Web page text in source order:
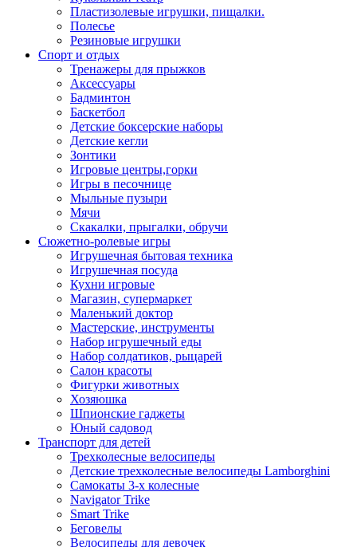
Пластизолевые игрушки, пищалки.
Полесье
Резиновые игрушки
Спорт и отдых
Тренажеры для прыжков
Аксессуары
Бадминтон
Баскетбол
Детские боксерские наборы
Детские кегли
Зонтики
Игровые центры,горки
Игры в песочнице
Мыльные пузыри
Мячи
Скакалки, прыгалки, обручи
Сюжетно-ролевые игры
Игрушечная бытовая техника
Игрушечная посуда
Кухни игровые
Магазин, супермаркет
Маленький доктор
Мастерские, инструменты
Набор игрушечный еды
Набор солдатиков, рыцарей
Салон красоты
Фигурки животных
Хозяюшка
Шпионские гаджеты
Юный садовод
Транспорт для детей
Трехколесные велосипеды
Детские трехколесные велосипеды Lamborghini
Самокаты 3-х колесные
Navigator Trike
Smart Trike
Беговелы
Велосипеды для девочек